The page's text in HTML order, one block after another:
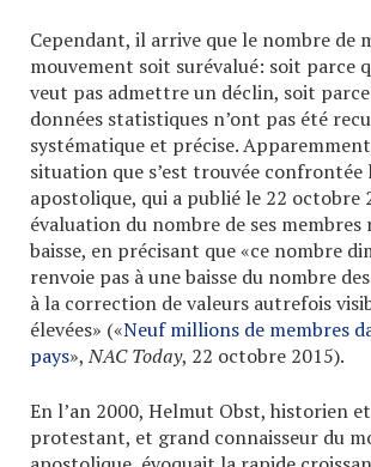
Cependant, il arrive que le nombre de
mouvement soit surévalué: soit parce
veut pas admettre un déclin, soit
données statistiques n’ont pas été
systématique et précise.
situation que s’est trouvée confrontée
apostolique, qui a publié le 22 octobre
évaluation du nombre de ses membres
baisse, en précisant que «ce nombre
renvoie pas à une baisse du nombre
à la correction de valeurs autrefois
élevées» («Neuf millions de membres
pays»,NAC Today, 22 octobre 2015).
En l’an 2000, Helmut Obst, historien
protestant, et grand connaisseur du